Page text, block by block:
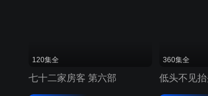
120集全
七十二家房客 第六部
360集全
低头不见